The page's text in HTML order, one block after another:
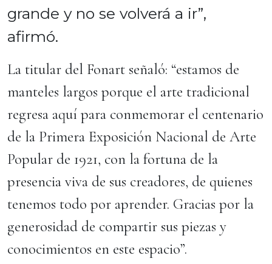
grande y no se volverá a ir”,
afirmó.
La titular del Fonart señaló: “estamos de
manteles largos porque el arte tradicional
regresa aquí para conmemorar el centenario
de la Primera Exposición Nacional de Arte
Popular de 1921, con la fortuna de la
presencia viva de sus creadores, de quienes
tenemos todo por aprender. Gracias por la
generosidad de compartir sus piezas y
conocimientos en este espacio”.